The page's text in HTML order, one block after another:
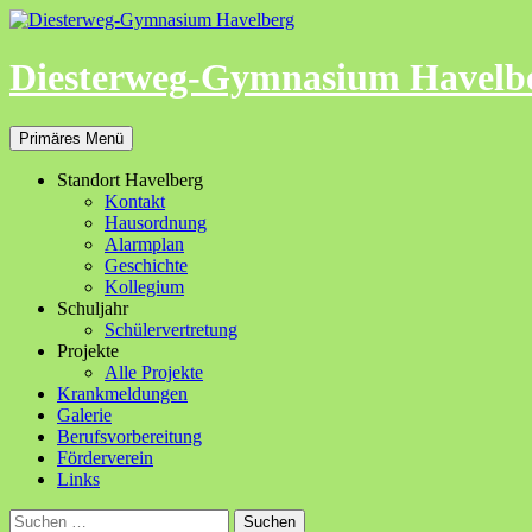
Zum
springen
Diesterweg-Gymnasium
Suchen
Primäres Menü
Standort Havelberg
Kontakt
Hausordnung
Alarmplan
Geschichte
Kollegium
Schuljahr
Schülervertretung
Projekte
Alle Projekte
Krankmeldungen
Galerie
Berufsvorbereitung
Förderverein
Links
Suchen